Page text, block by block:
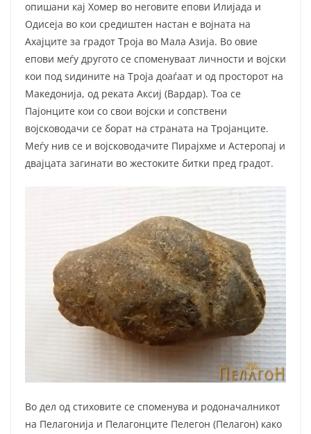
опишани кај Хомер во неговите епови Илијада и
Одисеја во кои средиштен настан е војната на
Ахајците за градот Троја во Мала Азија. Во овие
епови меѓу другото се споменуваат личности и војски
кои под ѕидините на Троја доаѓаат и од просторот на
Македонија, од реката Аксиј (Вардар). Тоа се
Пајонците кои со свои војски и сопствени
војсководачи се борат на страната на Тројанците.
Меѓу нив се и војсководачите Пирајхме и Астеропај и
двајцата загинати во жестоките битки пред градот.
Во дел од стиховите се споменува и родоначалникот
на Пелагонија и Пелагонците Пелегон (Пелагон) како